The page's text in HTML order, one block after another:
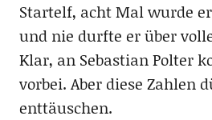
Startelf, acht Mal wurde
und nie durfte er über
Klar, an Sebastian Polter
vorbei. Aber diese Zahlen
enttäuschen.